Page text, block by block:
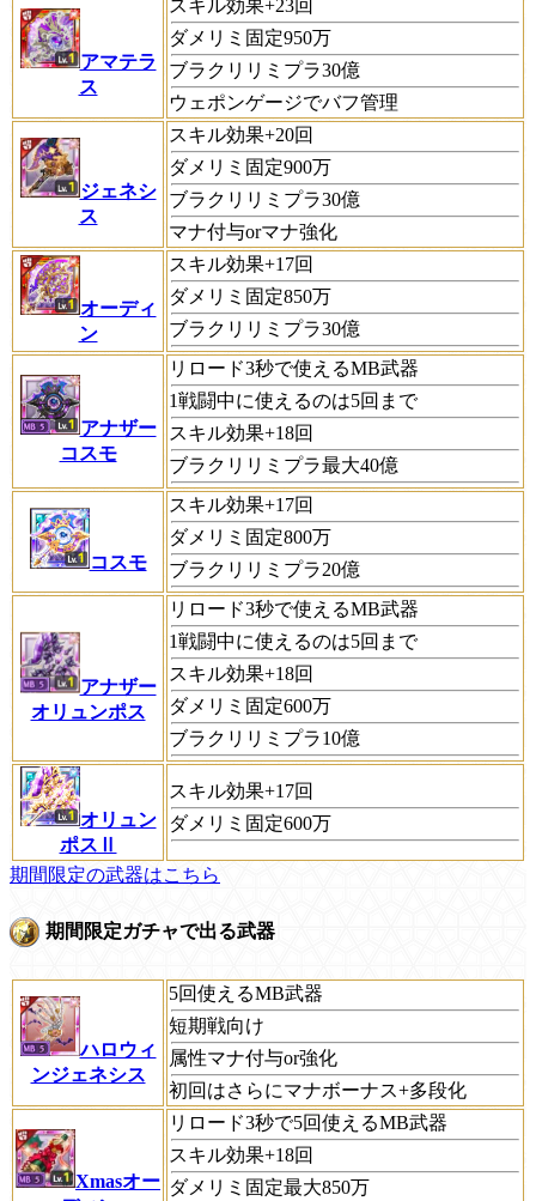
アマテラ
ス
スキル効果+23回
ダメリミ固定950万
ブラクリリミプラ30億
ウェポンゲージでバフ管理
ジェネシ
ス
スキル効果+20回
ダメリミ固定900万
ブラクリリミプラ30億
マナ付与orマナ強化
オーディ
ン
スキル効果+17回
ダメリミ固定850万
ブラクリリミプラ30億
アナザー
コスモ
リロード3秒で使えるMB武器
1戦闘中に使えるのは5回まで
スキル効果+18回
ブラクリリミプラ最大40億
コスモ
スキル効果+17回
ダメリミ固定800万
ブラクリリミプラ20億
アナザー
オリュンポス
リロード3秒で使えるMB武器
1戦闘中に使えるのは5回まで
スキル効果+18回
ダメリミ固定600万
ブラクリリミプラ10億
オリュン
ポスⅡ
スキル効果+17回
ダメリミ固定600万
期間限定の武器はこちら
期間限定ガチャで出る武器
ハロウィ
ンジェネシス
5回使えるMB武器
短期戦向け
属性マナ付与or強化
初回はさらにマナボーナス+多段化
Xmasオー
リロード3秒で5回使えるMB武器
スキル効果+18回
ダメリミ固定最大850万